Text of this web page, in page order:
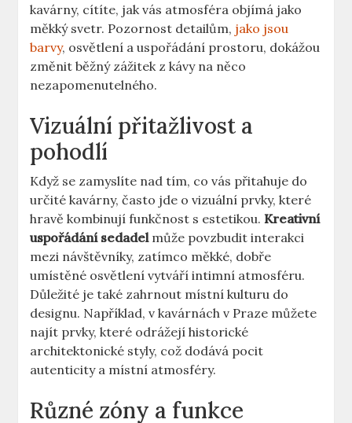
kavárny, cítíte, jak vás atmosféra objímá jako
měkký svetr. Pozornost detailům, jako jsou
barvy, osvětlení a uspořádání prostoru, dokážou
změnit běžný zážitek z kávy na něco
nezapomenutelného.
Vizuální přitažlivost a
pohodlí
Když se zamyslíte nad tím, co vás přitahuje do
určité kavárny, často jde o vizuální prvky, které
hravě kombinují funkčnost s estetikou.Kreativní
uspořádání sedadelmůže povzbudit interakci
mezi návštěvníky, zatímco měkké, dobře
umístěné osvětlení vytváří intimní atmosféru.
Důležité je také zahrnout místní kulturu do
designu. Například, v kavárnách v Praze můžete
najít prvky, které odrážejí historické
architektonické styly, což dodává pocit
autenticity a místní atmosféry.
Různé zóny a funkce